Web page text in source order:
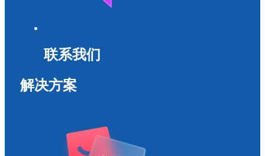
联系我们
解决方案